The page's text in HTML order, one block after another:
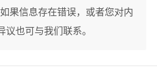
果信息存在错误，或者您对内
议也可与我们联系。